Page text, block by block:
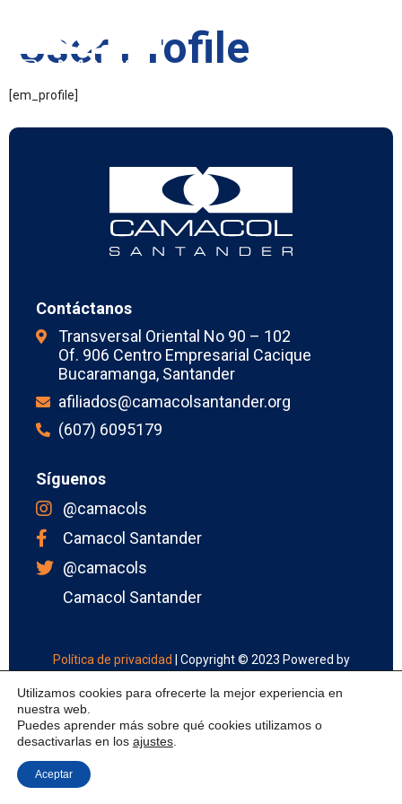
User Profile
[em_profile]
Contáctanos
Transversal Oriental No 90 – 102
Of. 906 Centro Empresarial Cacique
Bucaramanga, Santander
afiliados@camacolsantander.org
(607) 6095179
Síguenos
@camacols
Camacol Santander
@camacols
Camacol Santander
Política de privacidad | Copyright © 2023 Powered by
FLOWe
Utilizamos cookies para ofrecerte la mejor experiencia en
nuestra web.
Puedes aprender más sobre qué cookies utilizamos o
desactivarlas en los ajustes
Aceptar